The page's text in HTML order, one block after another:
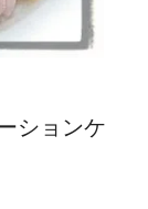
ションケ